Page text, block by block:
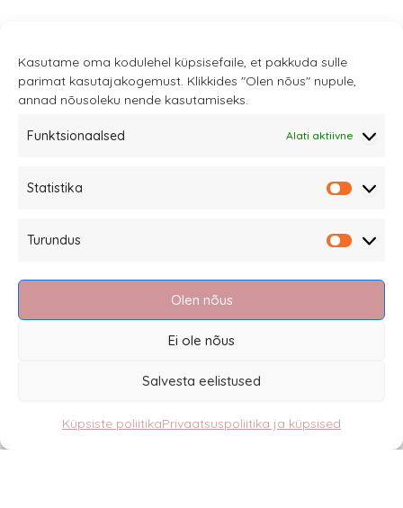
Kasutame oma kodulehel küpsisefaile, et pakkuda sulle
parimat kasutajakogemust. Klikkides "Olen nõus" nupule,
annad nõusoleku nende kasutamiseks.
Funktsionaalsed Alati aktiivne
Statistika
Turundus
Olen nõus
Ei ole nõus
Salvesta eelistused
Küpsiste poliitikaPrivaatsuspoliitika ja küpsised
Müügitingimused
Kauba tagastamine